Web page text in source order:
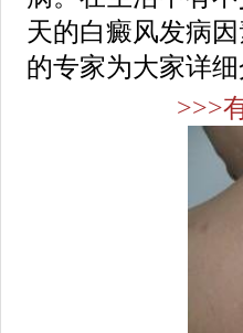
天的白癜风发病
的专家为大家详细
>>>